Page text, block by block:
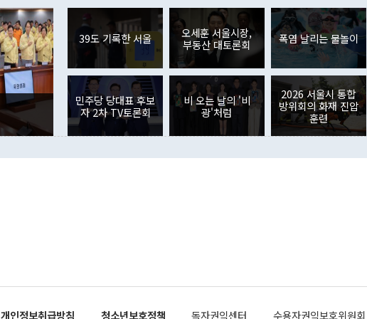
이 9월 러시아 블라디보스토크에서 열리는 '동방경제포럼(EEF)'을 언급하
며 "정부 차원에서 (참석을) 검토하고 있다"고 발언한 데 대해서도 조 장관
은 "그것은 외교부의 몫"이라며 "아직 거기까지 진도가 나가지 않았다"고
잘랐다. 정 장관이 이날 소개한 대북 구상과 설명은 정부 내 조율을 거치지
않았다는 점에서 문제가 있다. 특히 주적 표현 대체와 국호 사용, 9·19 군
사합의 복원, 4자회담 추진 등은 통일부 장관이 결정할 사안이 아니어서 월
권이라는 지적이 나오고 있다. 이 대통령은 정 장관의 업무보고를 듣고 난
뒤 "여기 업무보고에 발표했다고 승인난 건 아니다"라고 재차 확인했다. 정
부의 한 소식통은 "정 장관의 발언 내용은 대부분 국가안전보장회의(NSC)
를 거쳐 결정된 사안이 아닌 정 장관의 개인적 생각에 가깝다"며 "안보 관
련 부처 장관이 정부의 공식 정책이 아닌 사안을 추진하겠다고 업무보고를
하고 대통령의 면전에서 '국군통수권자가 나서야 한다'고 주장한 것은 심각
이나 미국은 북한에 선비핵화를 공식적으로 요구한 적이 없기 때문이다. 지
였던 올해 3월(369억9000만달러)을 넘어선 것이다. 직접투자에서는 내국
인의 해외투자가 80억1000만달러, 외국인의 국내투자가 46억3000만달러
각각 증가했다. 증권투자에서는 외국인의 국내 주식 매도세가 이어졌다. 외
국인의 국내 주식 투자는 차익실현 매도 등의 영향으로 316억1000만달러
감소하며 전월(-310억5000만달러)에 이어 역대 최대 순매도 기록을 다시
경신했다. 외국인의 국내 채권투자는 세계국채지수(WGBI) 자금 유입에도
분기 말 만기도래 영향으로 증가 폭이 줄어든 52억9000만달러를 기록했
다. 내국인의 해외 증권투자는 주식을 중심으로 35억6000만달러 증가했
다. eoyn2@newspim.com
39도 기록한 서울
오세훈 서울시장,
부동산 대토론회
폭염 날리는 물놀이
민주당 당대표 후보
자 2차 TV토론회
비 오는 날의 '비
광'처럼
2026 서울시 통합
방위회의 화재 진압
훈련
개인정보취급방침 청소년보호정책 독자권익센터 수용자권익보호위원회